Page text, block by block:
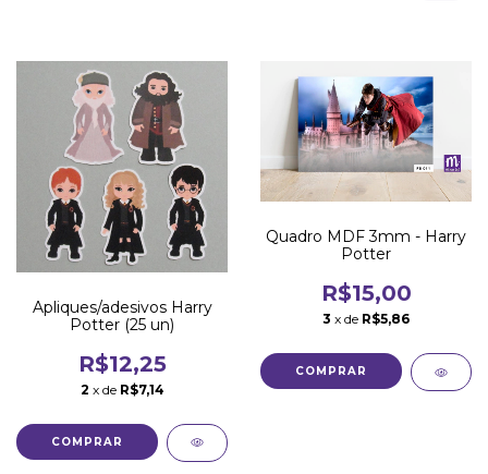
Apliques/adesivos Harry
Potter (25 un)
R$12,25
2 x de R$7,14
Quadro MDF 3mm - Harry
Potter
R$15,00
3 x de R$5,86
COMPRAR